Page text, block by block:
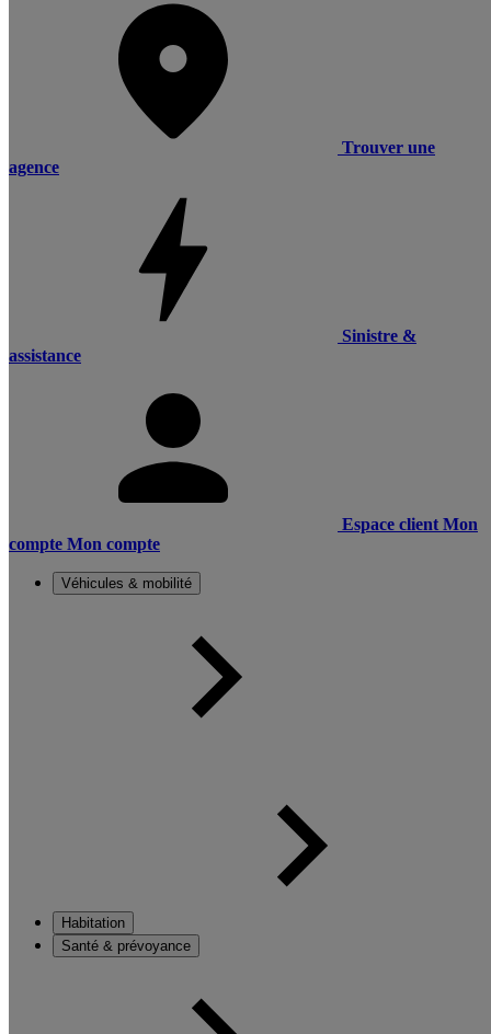
Trouver une
agence
Sinistre &
assistance
Espace client Mon
compte Mon compte
Véhicules & mobilité
Habitation
Santé & prévoyance